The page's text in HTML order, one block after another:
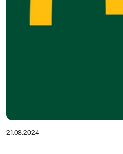
21.08.2024